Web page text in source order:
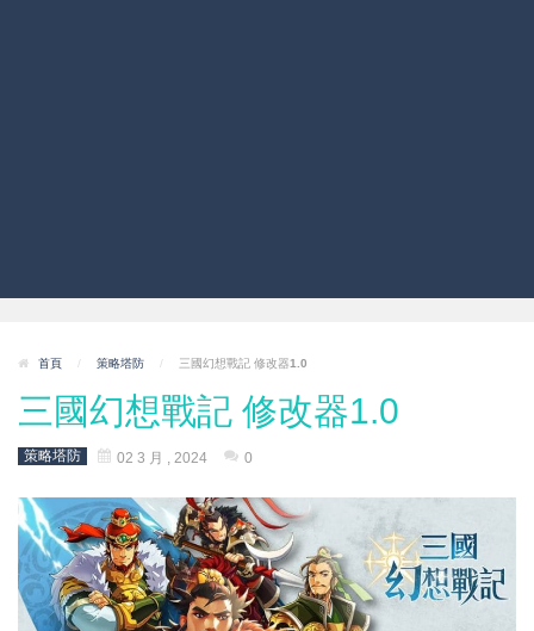
首頁 / 策略塔防 / 三國幻想戰記 修改器1.0
三國幻想戰記 修改器1.0
策略塔防 02 3 月 , 2024 0